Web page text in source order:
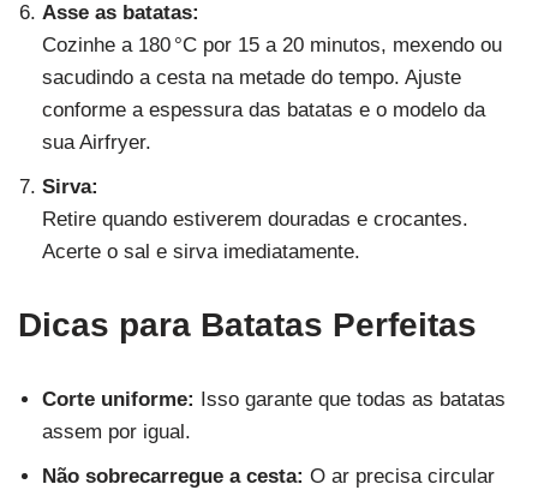
Asse as batatas:
Cozinhe a 180 °C por 15 a 20 minutos, mexendo ou
sacudindo a cesta na metade do tempo. Ajuste
conforme a espessura das batatas e o modelo da
sua Airfryer.
Sirva:
Retire quando estiverem douradas e crocantes.
Acerte o sal e sirva imediatamente.
Dicas para Batatas Perfeitas
Corte uniforme: Isso garante que todas as batatas
assem por igual.
Não sobrecarregue a cesta: O ar precisa circular